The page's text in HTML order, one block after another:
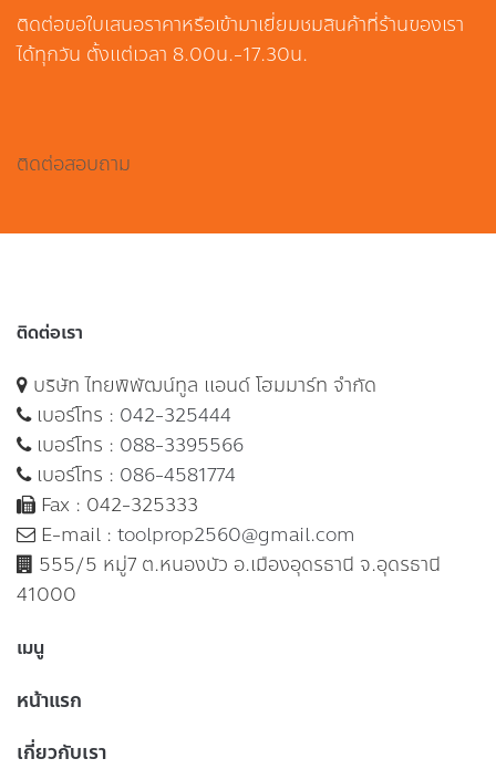
ติดต่อขอใบเสนอราคาหรือเข้ามาเยี่ยมชมสินค้าที่ร้านของเรา
ได้ทุกวัน ตั้งแต่เวลา 8.00น.-17.30น.
ติดต่อสอบถาม
ติดต่อเรา
บริษัท ไทยพิพัฒน์ทูล แอนด์ โฮมมาร์ท จำกัด
เบอร์โทร : 042-325444
เบอร์โทร : 088-3395566
เบอร์โทร : 086-4581774
Fax : 042-325333
E-mail : toolprop2560@gmail.com
555/5 หมู่7 ต.หนองบัว อ.เมืองอุดรธานี จ.อุดรธานี
41000
เมนู
หน้าแรก
เกี่ยวกับเรา